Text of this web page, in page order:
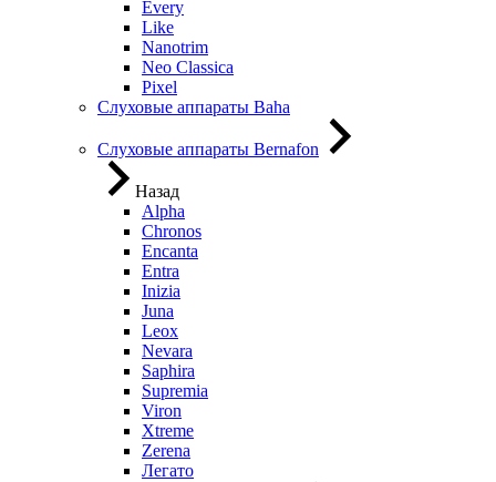
Every
Like
Nanotrim
Neo Classica
Pixel
Слуховые аппараты Baha
Слуховые аппараты Bernafon
Назад
Alpha
Chronos
Encanta
Entra
Inizia
Juna
Leox
Nevara
Saphira
Supremia
Viron
Xtreme
Zerena
Легато